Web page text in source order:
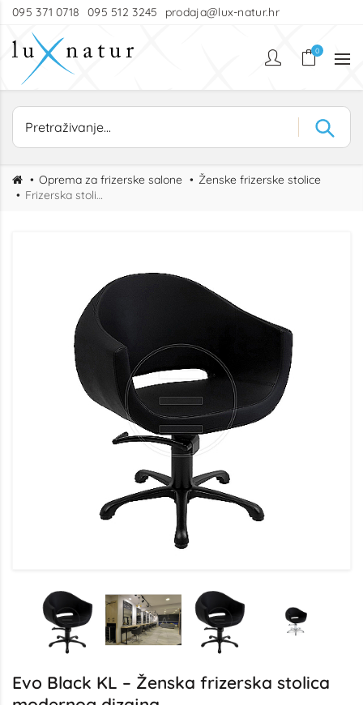
095 371 0718 095 512 3245 prodaja@lux-natur.hr
0
Oprema za frizerske salone
Ženske frizerske stolice
Frizerska stolica Evo Black KL
Evo Black KL – Ženska frizerska stolica